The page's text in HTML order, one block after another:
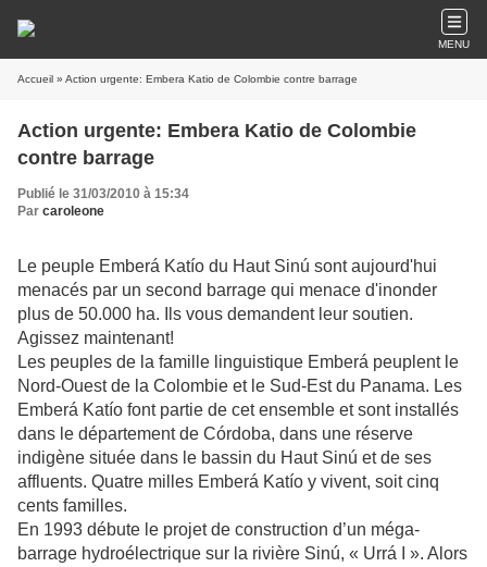
MENU
Accueil » Action urgente: Embera Katio de Colombie contre barrage
Action urgente: Embera Katio de Colombie
contre barrage
Publié le 31/03/2010 à 15:34
Par caroleone
Le peuple Emberá Katío du Haut Sinú sont aujourd'hui
menacés par un second barrage qui menace d'inonder
plus de 50.000 ha. Ils vous demandent leur soutien.
Agissez maintenant!
Les peuples de la famille linguistique Emberá peuplent le
Nord-Ouest de la Colombie et le Sud-Est du Panama. Les
Emberá Katío font partie de cet ensemble et sont installés
dans le département de Córdoba, dans une réserve
indigène située dans le bassin du Haut Sinú et de ses
affluents. Quatre milles Emberá Katío y vivent, soit cinq
cents familles.
En 1993 débute le projet de construction d’un méga-
barrage hydroélectrique sur la rivière Sinú, « Urrá I ». Alors